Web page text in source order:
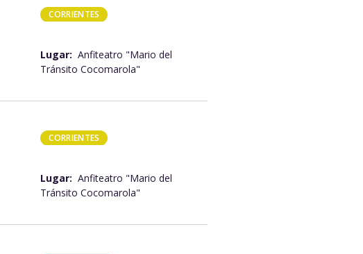
CORRIENTES
Lugar: Anfiteatro "Mario del
Tránsito Cocomarola"
CORRIENTES
Lugar: Anfiteatro "Mario del
Tránsito Cocomarola"